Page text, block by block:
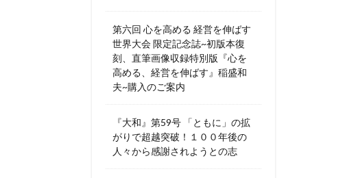
第六回 心を高める 経営を伸ばす
世界大会 限定記念誌~初版本復
刻、直筆画像収録特別版『心を
高める、経営を伸ばす』稲盛和
夫~購入のご案内
『大和』第59号 「ともに」の拡
がりで超越突破！１００年後の
人々から感謝されようとの志